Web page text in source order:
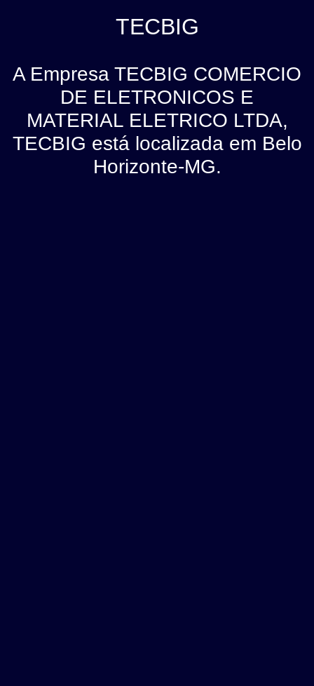
TECBIG
A Empresa TECBIG COMERCIO
DE ELETRONICOS E
MATERIAL ELETRICO LTDA,
TECBIG está localizada em Belo
Horizonte-MG.